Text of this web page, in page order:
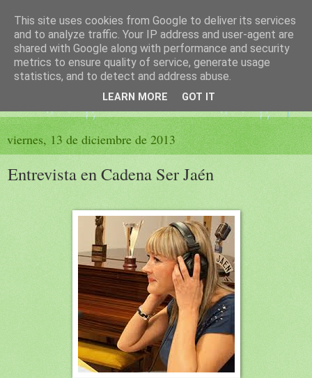
El sueño de las palabras
PÁGINA LITERARIA DE FELISA MORENO
viernes, 13 de diciembre de 2013
Entrevista en Cadena Ser Jaén
This site uses cookies from Google to deliver its services
and to analyze traffic. Your IP address and user-agent are
shared with Google along with performance and security
metrics to ensure quality of service, generate usage
statistics, and to detect and address abuse.
LEARN MORE GOT IT